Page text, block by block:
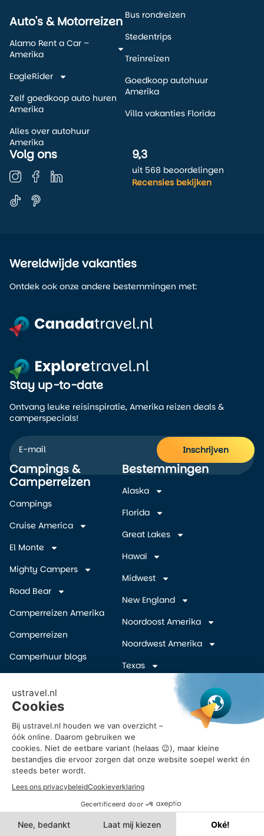
Auto's & Motorreizen
Alamo Rent a Car –
Amerika
EagleRider
Zelf goedkoop auto huren
Amerika
Alles over autohuur
Amerika
Bus rondreizen
Stedentrips
Treinreizen
Goedkoop autohuur
Amerika
Villa vakanties Florida
Volg ons 9,3
uit 568 beoordelingen
Recensies bekijken
Wereldwijde vakanties
Ontdek ook onze andere bestemmingen met:
Campings &
Camperreizen
Campings
Cruise America
El Monte
Mighty Campers
Road Bear
Camperreizen Amerika
Camperreizen
Camperhuur blogs
Inschrijven Amerika
camper deals
Vroegboekkorting camper
USA
Reisvoorstel Camperreis
Bestemmingen
Alaska
Florida
Great Lakes
Hawaï
Midwest
New England
Noordoost Amerika
Noordwest Amerika
Texas
Zuidelijke Staten
Zuidwest Amerika
Stay up-to-date
Ontvang leuke reisinspiratie, Amerika reizen deals &
camperspecials!
Inschrijven
Alternative:
Powered by Ros Web